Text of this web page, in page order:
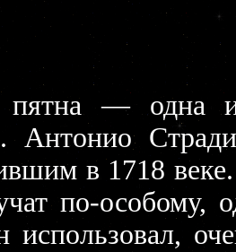
пятна — одна
Антонио
в 1718
по-особому,
использовал,